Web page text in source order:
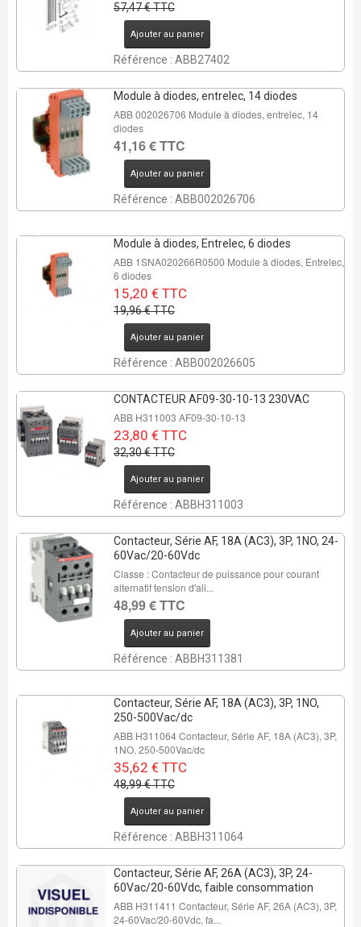
57,47 € TTC
Ajouter au panier
Référence : ABB27402
Module à diodes, entrelec, 14 diodes
ABB 002026706 Module à diodes, entrelec, 14
diodes
41,16 € TTC
Ajouter au panier
Référence : ABB002026706
4 Pcs
Module à diodes, Entrelec, 6 diodes
ABB 1SNA020266R0500 Module à diodes, Entrelec,
6 diodes
15,20 € TTC
19,96 € TTC
Ajouter au panier
Référence : ABB002026605
CONTACTEUR AF09-30-10-13 230VAC
ABB H311003 AF09-30-10-13
23,80 € TTC
32,30 € TTC
Ajouter au panier
Référence : ABBH311003
Contacteur, Série AF, 18A (AC3), 3P, 1NO, 24-
60Vac/20-60Vdc
Classe : Contacteur de puissance pour courant
alternatif tension d'ali...
48,99 € TTC
Ajouter au panier
Référence : ABBH311381
Contacteur, Série AF, 18A (AC3), 3P, 1NO,
250-500Vac/dc
ABB H311064 Contacteur, Série AF, 18A (AC3), 3P,
1NO, 250-500Vac/dc
35,62 € TTC
48,99 € TTC
Ajouter au panier
Référence : ABBH311064
Contacteur, Série AF, 26A (AC3), 3P, 24-
60Vac/20-60Vdc, faible consommation
ABB H311411 Contacteur, Série AF, 26A (AC3), 3P,
24-60Vac/20-60Vdc, fa...